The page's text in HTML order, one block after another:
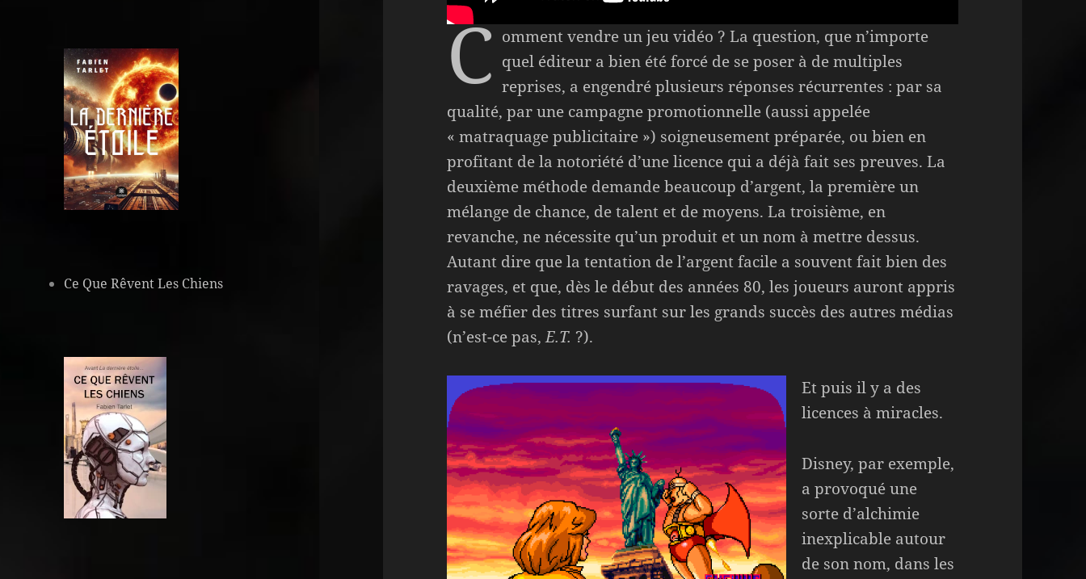
Ce Que Rêvent Les Chiens
C omment vendre un jeu vidéo ? La question, que n’importe
quel éditeur a bien été forcé de se poser à de multiples
reprises, a engendré plusieurs réponses récurrentes : par sa
qualité, par une campagne promotionnelle (aussi appelée
« matraquage publicitaire ») soigneusement préparée, ou bien en
profitant de la notoriété d’une licence qui a déjà fait ses preuves. La
deuxième méthode demande beaucoup d’argent, la première un
mélange de chance, de talent et de moyens. La troisième, en
revanche, ne nécessite qu’un produit et un nom à mettre dessus.
Autant dire que la tentation de l’argent facile a souvent fait bien des
ravages, et que, dès le début des années 80, les joueurs auront appris
à se méfier des titres surfant sur les grands succès des autres médias
(n’est-ce pas,E.T. ?).
Et puis il y a des
licences à miracles.
Disney, par exemple,
a provoqué une
sorte d’alchimie
inexplicable autour
de son nom, dans les